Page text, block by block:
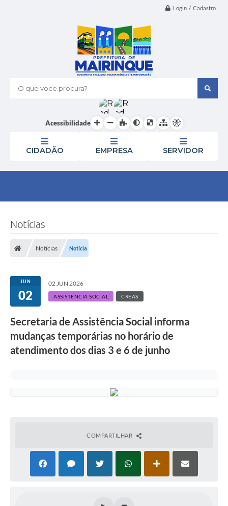
Login / Cadastro
O que voce procura?
Acessibilidade
CIDADÃO EMPRESA SERVIDOR
Notícias
Notícias Notícia
JUN
02
02 JUN 2026
ASSISTÊNCIA SOCIAL CREAS
Secretaria de Assistência Social informa
mudanças temporárias no horário de
atendimento dos dias 3 e 6 de junho
COMPARTILHAR